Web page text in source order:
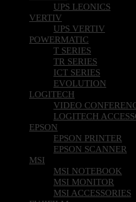
UPS LEONICS
VERTIV
UPS VERTIV
POWERMATIC
T SERIES
TR SERIES
ICT SERIES
EVOLUTION
LOGITECH
VIDEO
LOGITECH
EPSON
EPSON PRINTER
EPSON SCANNER
MSI
MSI NOTEBOOK
MSI MONITOR
MSI ACCESSORIES